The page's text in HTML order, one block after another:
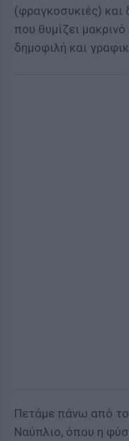
(φραγκοσυκιές) και
που θυμίζει
δημοφιλή και
Πετάμε πάνω από
Ναύπλιο, όπου η